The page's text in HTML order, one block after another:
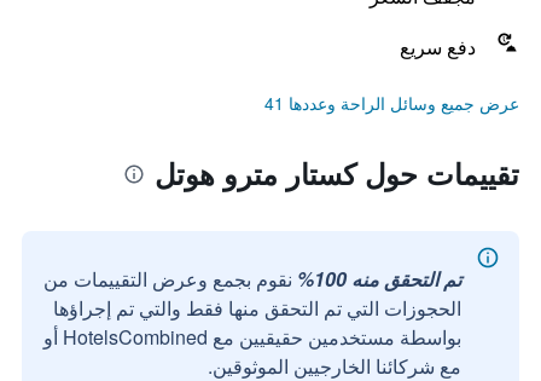
دفع سريع
عرض جميع وسائل الراحة وعددها 41
تقييمات حول كستار مترو هوتل
تم التحقق منه 100%
نقوم بجمع وعرض التقييمات من
الحجوزات التي تم التحقق منها فقط والتي تم إجراؤها
بواسطة مستخدمين حقيقيين مع HotelsCombined أو
مع شركائنا الخارجيين الموثوقين.